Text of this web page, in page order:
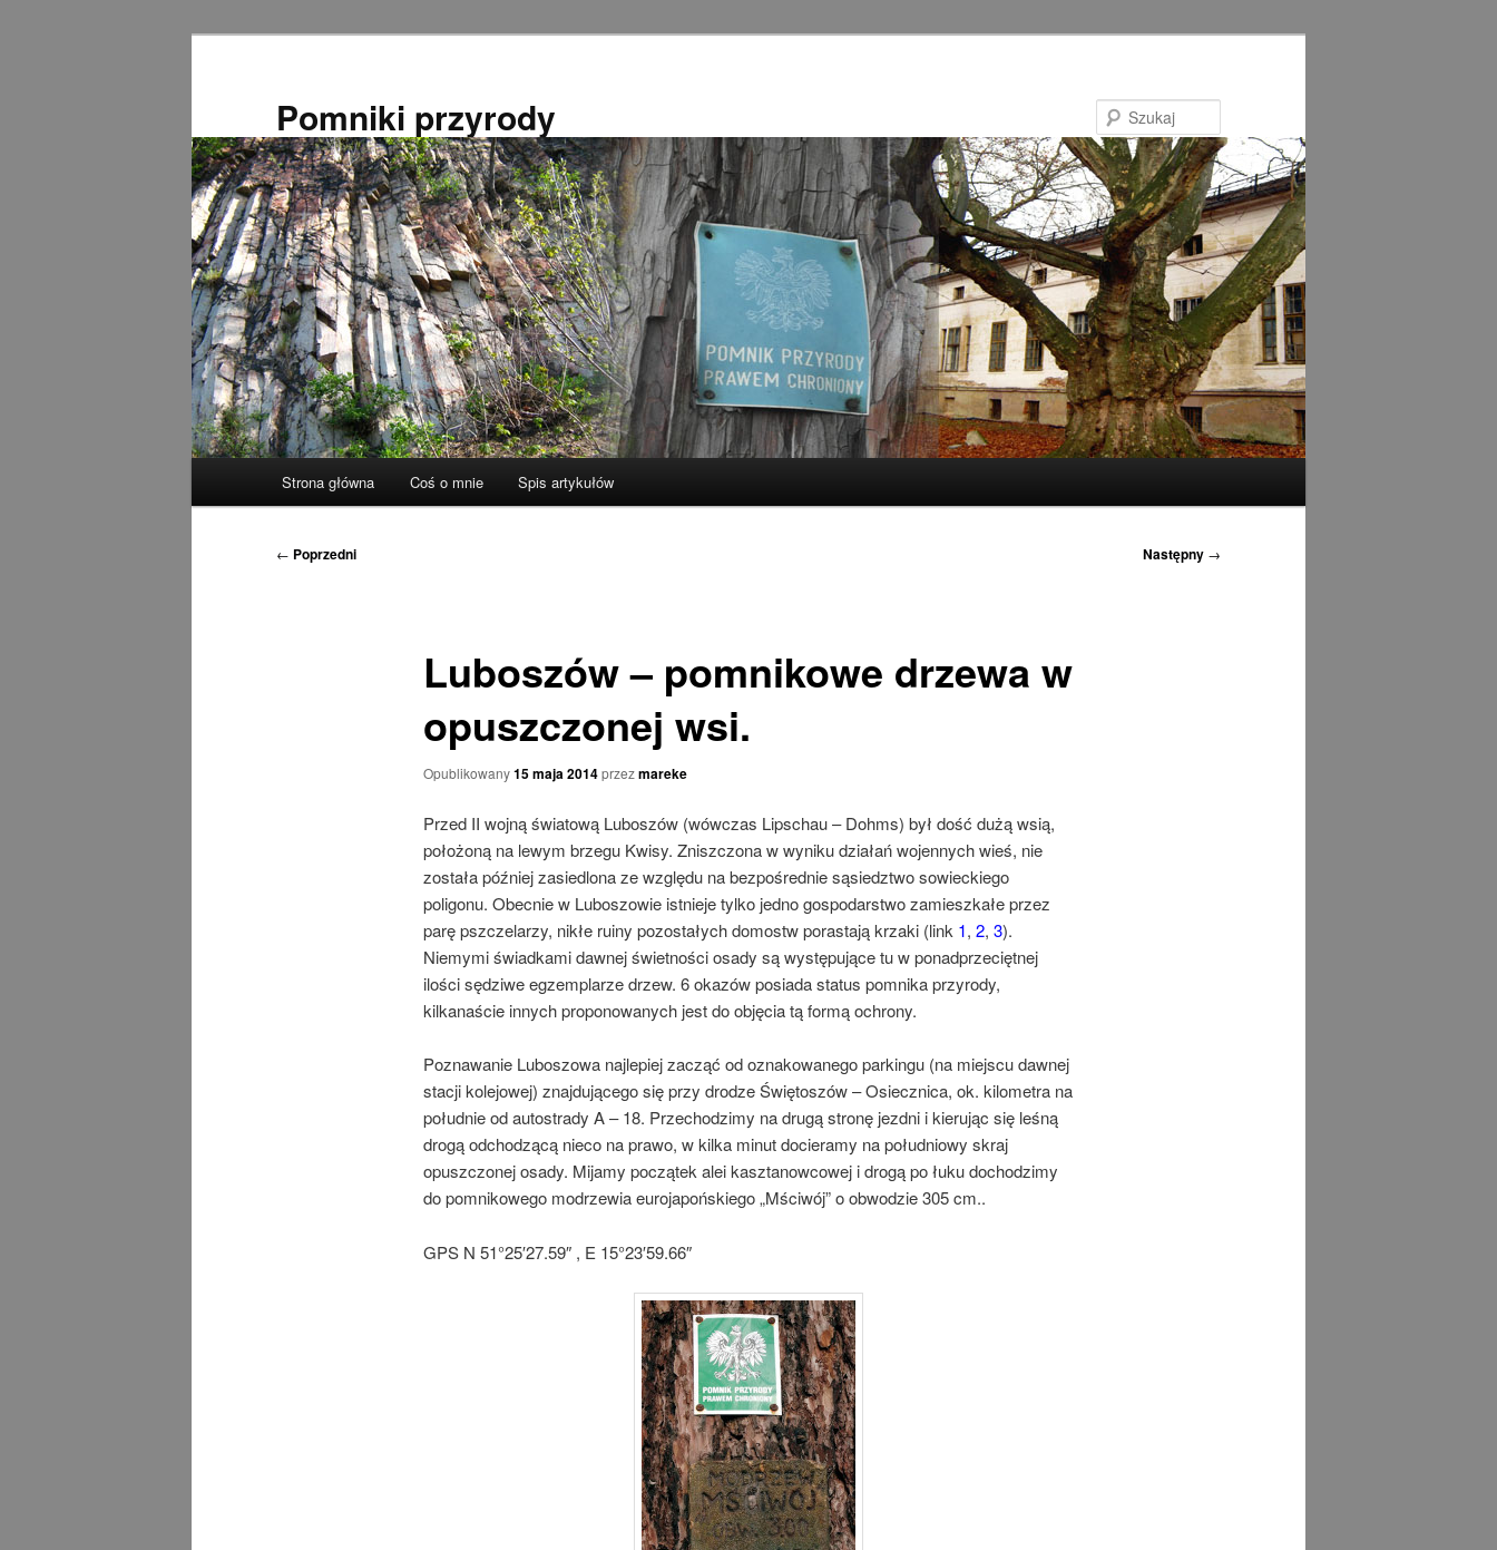
Pomniki przyrody
Strona główna Coś o mnie Spis artykułów
Nawigacja
← Poprzedni Następny →
Luboszów – pomnikowe drzewa w
opuszczonej wsi.
Opublikowany15 maja 2014przezmareke
Przed II wojną światową Luboszów (wówczas Lipschau – Dohms) był dość dużą wsią,
położoną na lewym brzegu Kwisy. Zniszczona w wyniku działań wojennych wieś, nie
została później zasiedlona ze względu na bezpośrednie sąsiedztwo sowieckiego
poligonu. Obecnie w Luboszowie istnieje tylko jedno gospodarstwo zamieszkałe przez
parę pszczelarzy, nikłe ruiny pozostałych domostw porastają krzaki (link 1, 2, 3).
Niemymi świadkami dawnej świetności osady są występujące tu w ponadprzeciętnej
ilości sędziwe egzemplarze drzew. 6 okazów posiada status pomnika przyrody,
kilkanaście innych proponowanych jest do objęcia tą formą ochrony.
Poznawanie Luboszowa najlepiej zacząć od oznakowanego parkingu (na miejscu dawnej
stacji kolejowej) znajdującego się przy drodze Świętoszów – Osiecznica, ok. kilometra na
południe od autostrady A – 18. Przechodzimy na drugą stronę jezdni i kierując się leśną
drogą odchodzącą nieco na prawo, w kilka minut docieramy na południowy skraj
opuszczonej osady. Mijamy początek alei kasztanowcowej i drogą po łuku dochodzimy
do pomnikowego modrzewia eurojapońskiego „Mściwój” o obwodzie 305 cm..
GPS N 51°25′27.59″ , E 15°23′59.66″